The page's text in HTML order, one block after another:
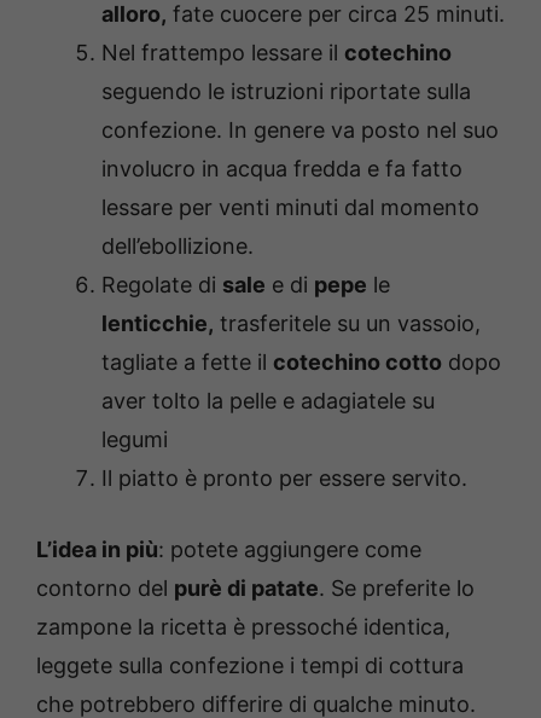
alloro, fate cuocere per circa 25 minuti.
Nel frattempo lessare il cotechino
seguendo le istruzioni riportate sulla
confezione. In genere va posto nel suo
involucro in acqua fredda e fa fatto
lessare per venti minuti dal momento
dell’ebollizione.
Regolate di sale e di pepe le
lenticchie, trasferitele su un vassoio,
tagliate a fette il cotechino cotto dopo
aver tolto la pelle e adagiatele su
legumi
Il piatto è pronto per essere servito.
L’idea in più: potete aggiungere come
contorno del purè di patate. Se preferite lo
zampone la ricetta è pressoché identica,
leggete sulla confezione i tempi di cottura
che potrebbero differire di qualche minuto.